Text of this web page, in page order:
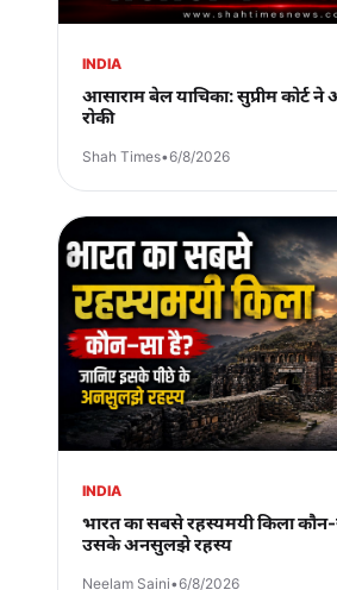
INDIA
आसाराम बेल याचिका: सुप्रीम कोर्ट ने
रोकी
Shah Times•6/8/2026
INDIA
भारत का सबसे रहस्यमयी किला कौन-
उसके अनसुलझे रहस्य
Neelam Saini•6/8/2026